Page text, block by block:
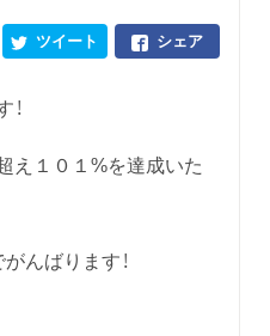
シェア
ツイート
え１０１%を達成いた
んばります！